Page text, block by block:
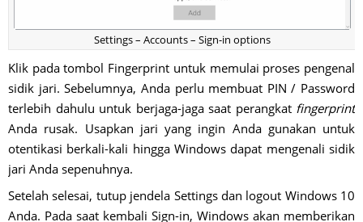
Settings – Accounts – Sign-in options
Klik pada tombol Fingerprint untuk memulai proses pengenal
sidik jari. Sebelumnya, Anda perlu membuat PIN / Password
terlebih dahulu untuk berjaga-jaga saat perangkat fingerprint
Anda rusak. Usapkan jari yang ingin Anda gunakan untuk
otentikasi berkali-kali hingga Windows dapat mengenali sidik
jari Anda sepenuhnya.
Setelah selesai, tutup jendela Settings dan logout Windows 10
Anda. Pada saat kembali Sign-in, Windows akan memberikan